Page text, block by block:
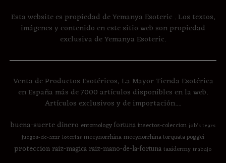
Esta website es propiedad de Yemanya Esoteric . Los textos,
imágenes y contenido en este sitio web son propiedad
exclusiva de Yemanya Esoteric.
Venta de Productos Esotéricos, La Mayor Tienda Esotérica
en España más de 7000 artículos disponibles en la web.
Artículos exclusivos y de importación....
buena-suertedinero entomologyfortunainsectos-coleccion job's tears
juegos-de-azar loterias mecynorrhinamecynorrhina torquata poggei
proteccion raiz-magica raiz-mano-de-la-fortunataxidermy trabajo